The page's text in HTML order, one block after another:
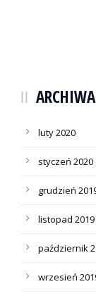
ARCHIWA
luty 2020
styczeń 2020
grudzień
listopad 2019
październik
wrzesień